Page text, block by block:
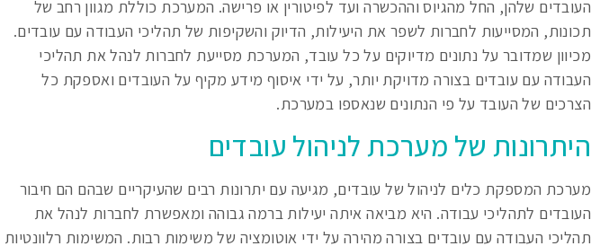
העובדים שלהן, החל מהגיוס וההכשרה ועד לפיטורין או פרישה. המערכת כוללת מגוון רחב של
תכונות, המסייעות לחברות לשפר את היעילות, הדיוק והשקיפות של תהליכי העבודה עם עובדים.
מכיוון שמדובר על נתונים מדיוקים על כל עובד, המערכת מסייעת לחברות לנהל את תהליכי
העבודה עם עובדים בצורה מדויקת יותר, על ידי איסוף מידע מקיף על העובדים ואספקת כל
הצרכים של העובד על פי הנתונים שנאספו במערכת.
היתרונות של מערכת לניהול עובדים
מערכת המספקת כלים לניהול של עובדים, מגיעה עם יתרונות רבים שהעיקריים שבהם הם חיבור
העובדים לתהליכי עבודה. היא מביאה איתה יעילות ברמה גבוהה ומאפשרת לחברות לנהל את
תהליכי העבודה עם עובדים בצורה מהירה על ידי אוטומציה של משימות רבות. המשימות רלוונטיות